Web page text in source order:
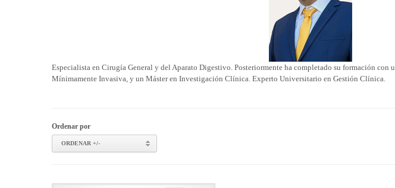
Especialista en Cirugía General y del Aparato Digestivo. Posteriormente ha completado su formación
Mínimamente Invasiva, y un Máster en Investigación Clínica. Experto Universitario en Gestión Clínica.
Ordenar por
ORDENAR +/-